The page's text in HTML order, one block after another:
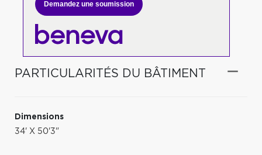
Demandez une soumission
PARTICULARITÉS DU BÂTIMENT
Dimensions
34' X 50'3"